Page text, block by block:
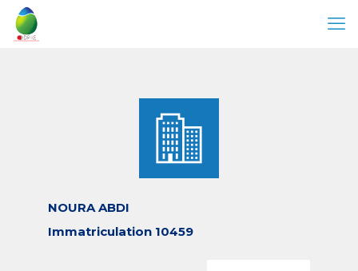
NOURA ABDI
Immatriculation 10459